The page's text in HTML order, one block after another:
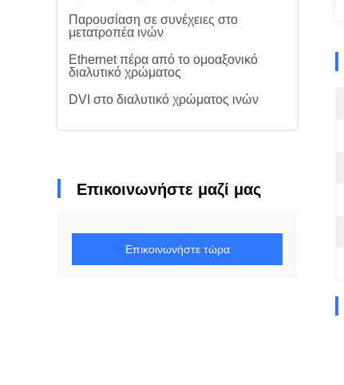
Παρουσίαση σε συνέχειες στο
μετατροπέα ινών
Ethernet πέρα από το ομοαξονικό
διαλυτικό χρώματος
DVI στο διαλυτικό χρώματος ινών
Επικοινωνήστε μαζί μας
Επικοινωνήστε τώρα